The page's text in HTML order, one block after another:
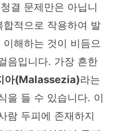
결 문제만은 아닙니
적으로 작용하여 발
해하는 것이 비듬으
음입니다. 가장 흔한
아(Malassezia)라는
을 들 수 있습니다. 이
람 두피에 존재하지